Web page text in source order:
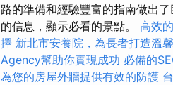
路的準備和經驗豐富的指南做出
的信息，顯示必看的景點。 高效
擇 新北市安養院，為長者打造溫
Agency幫助你實現成功 必備的
為您的房屋外牆提供有效的防護